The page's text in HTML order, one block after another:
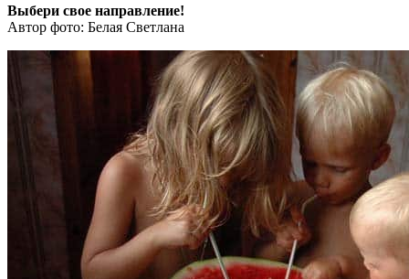
Выбери свое направление!
Автор фото: Белая Светлана